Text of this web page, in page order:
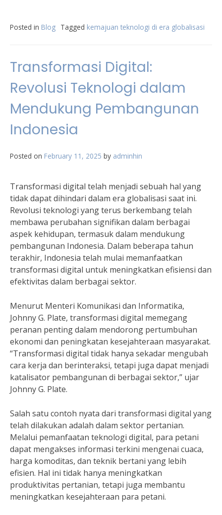
Posted in Blog Tagged kemajuan teknologi di era globalisasi
Transformasi Digital:
Revolusi Teknologi dalam
Mendukung Pembangunan
Indonesia
Posted on February 11, 2025 by adminhin
Transformasi digital telah menjadi sebuah hal yang
tidak dapat dihindari dalam era globalisasi saat ini.
Revolusi teknologi yang terus berkembang telah
membawa perubahan signifikan dalam berbagai
aspek kehidupan, termasuk dalam mendukung
pembangunan Indonesia. Dalam beberapa tahun
terakhir, Indonesia telah mulai memanfaatkan
transformasi digital untuk meningkatkan efisiensi dan
efektivitas dalam berbagai sektor.
Menurut Menteri Komunikasi dan Informatika,
Johnny G. Plate, transformasi digital memegang
peranan penting dalam mendorong pertumbuhan
ekonomi dan peningkatan kesejahteraan masyarakat.
“Transformasi digital tidak hanya sekadar mengubah
cara kerja dan berinteraksi, tetapi juga dapat menjadi
katalisator pembangunan di berbagai sektor,” ujar
Johnny G. Plate.
Salah satu contoh nyata dari transformasi digital yang
telah dilakukan adalah dalam sektor pertanian.
Melalui pemanfaatan teknologi digital, para petani
dapat mengakses informasi terkini mengenai cuaca,
harga komoditas, dan teknik bertani yang lebih
efisien. Hal ini tidak hanya meningkatkan
produktivitas pertanian, tetapi juga membantu
meningkatkan kesejahteraan para petani.